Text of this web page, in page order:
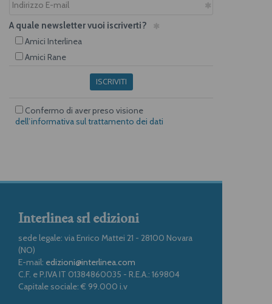
A quale newsletter vuoi iscriverti?
Amici Interlinea
Amici Rane
ISCRIVITI
Confermo di aver preso visione
dell’informativa sul trattamento dei dati
Interlinea srl edizioni
sede legale: via Enrico Mattei 21 - 28100 Novara
(NO)
E-mail: edizioni@interlinea.com
C.F. e P.IVA IT 01384860035 - R.E.A.: 169804
Capitale sociale: € 99.000 i.v